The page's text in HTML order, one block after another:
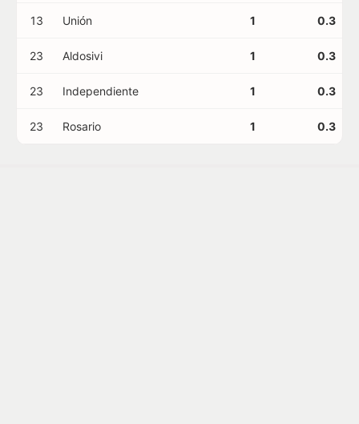
13 Unión 1 0.3
23 Aldosivi 1 0.3
23 Independiente 1 0.3
23 Rosario 1 0.3